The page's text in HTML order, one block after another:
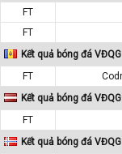
FT
FT
Kết quả bóng đá
FT
Kết quả bóng đá
FT
Kết quả bóng đá